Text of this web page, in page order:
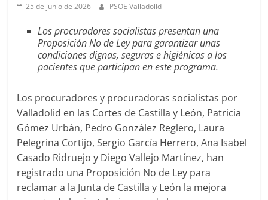
25 de junio de 2026 PSOE Valladolid
Los procuradores socialistas presentan una
Proposición No de Ley para garantizar unas
condiciones dignas, seguras e higiénicas a los
pacientes que participan en este programa.
Los procuradores y procuradoras socialistas por
Valladolid en las Cortes de Castilla y León, Patricia
Gómez Urbán, Pedro González Reglero, Laura
Pelegrina Cortijo, Sergio García Herrero, Ana Isabel
Casado Ridruejo y Diego Vallejo Martínez, han
registrado una Proposición No de Ley para
reclamar a la Junta de Castilla y León la mejora